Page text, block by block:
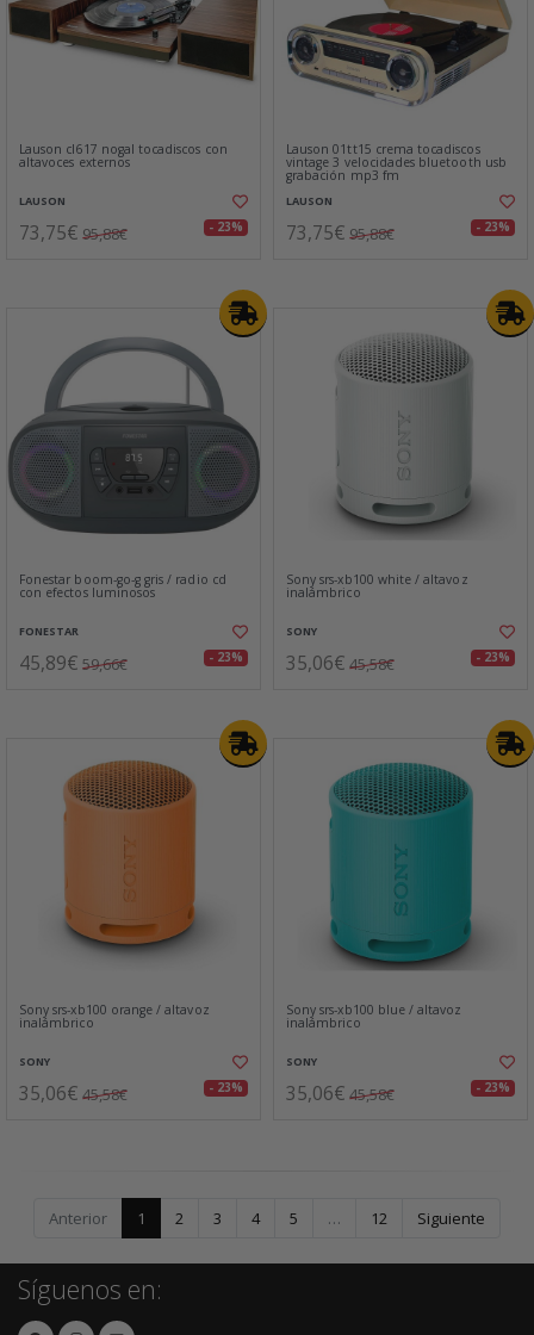
Lauson cl617 nogal tocadiscos con
altavoces externos
LAUSON
73,75€ 95,88€ - 23%
Lauson 01tt15 crema tocadiscos
vintage 3 velocidades bluetooth usb
grabación mp3 fm
LAUSON
73,75€ 95,88€ - 23%
Fonestar boom-go-g gris / radio cd
con efectos luminosos
FONESTAR
45,89€ 59,66€ - 23%
Sony srs-xb100 white / altavoz
inalámbrico
SONY
35,06€ 45,58€ - 23%
Sony srs-xb100 orange / altavoz
inalámbrico
SONY
35,06€ 45,58€ - 23%
Sony srs-xb100 blue / altavoz
inalámbrico
SONY
35,06€ 45,58€ - 23%
Anterior 1 2 3 4 5 … 12 Siguiente
Síguenos en: